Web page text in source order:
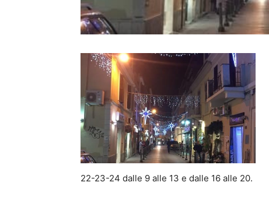
22-23-24 dalle 9 alle 13 e dalle 16 alle 20.